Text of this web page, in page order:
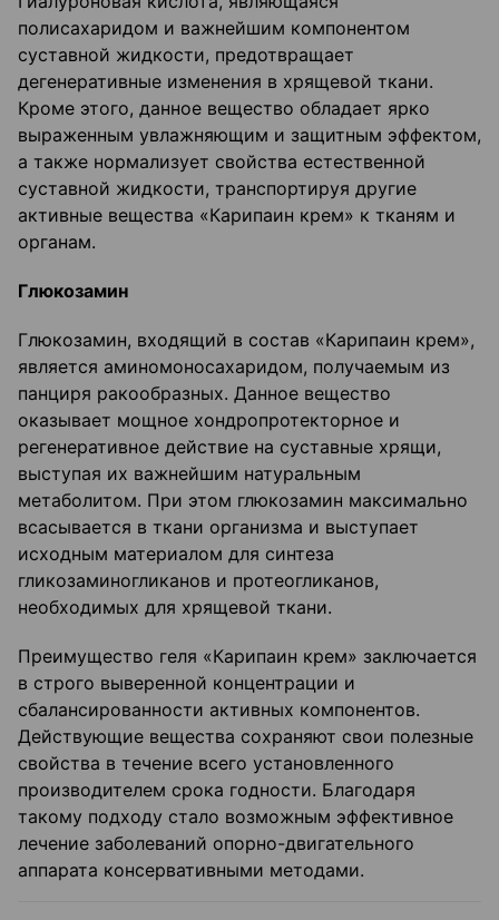
полисахаридом и важнейшим компонентом
суставной жидкости, предотвращает
дегенеративные изменения в хрящевой ткани.
Кроме этого, данное вещество обладает ярко
выраженным увлажняющим и защитным эффектом,
а также нормализует свойства естественной
суставной жидкости, транспортируя другие
активные вещества «Карипаин крем» к тканям и
органам.
Глюкозамин
Глюкозамин, входящий в состав «Карипаин крем»,
является аминомоносахаридом, получаемым из
панциря ракообразных. Данное вещество
оказывает мощное хондропротекторное и
регенеративное действие на суставные хрящи,
выступая их важнейшим натуральным
метаболитом. При этом глюкозамин максимально
всасывается в ткани организма и выступает
исходным материалом для синтеза
гликозаминогликанов и протеогликанов,
необходимых для хрящевой ткани.
Преимущество геля «Карипаин крем» заключается
в строго выверенной концентрации и
сбалансированности активных компонентов.
Действующие вещества сохраняют свои полезные
свойства в течение всего установленного
производителем срока годности. Благодаря
такому подходу стало возможным эффективное
лечение заболеваний опорно-двигательного
аппарата консервативными методами.